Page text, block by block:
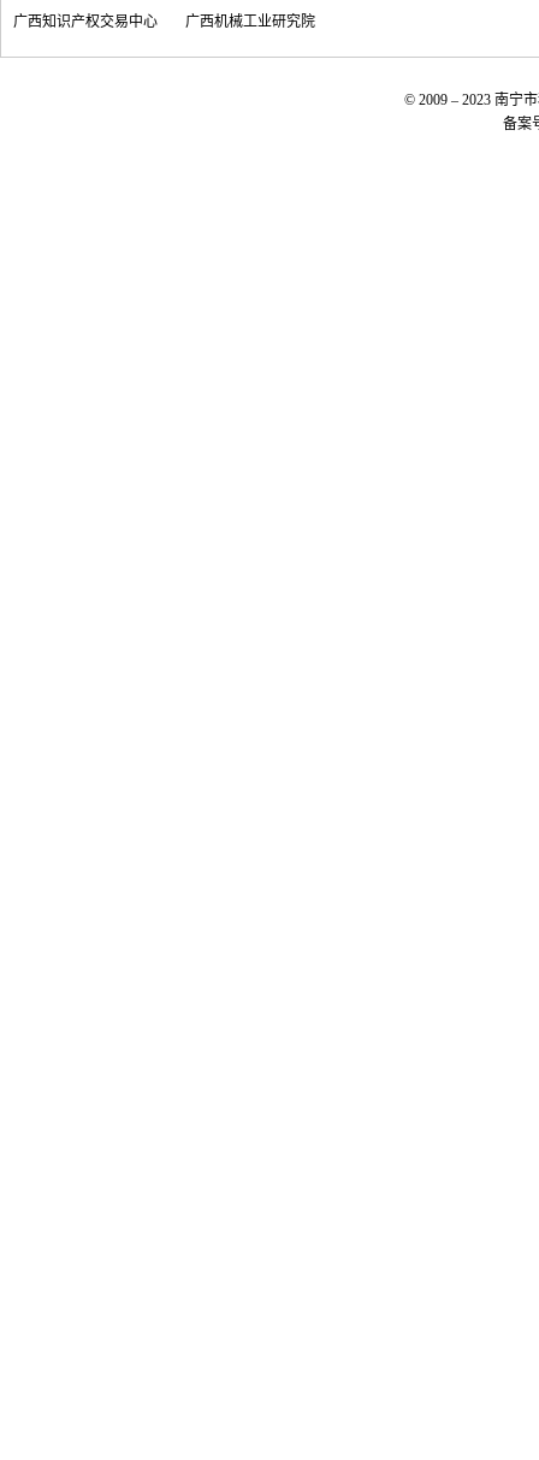
广西知识产权交易中心 广西机械工业研究院
© 2009 – 2023 南宁
备案